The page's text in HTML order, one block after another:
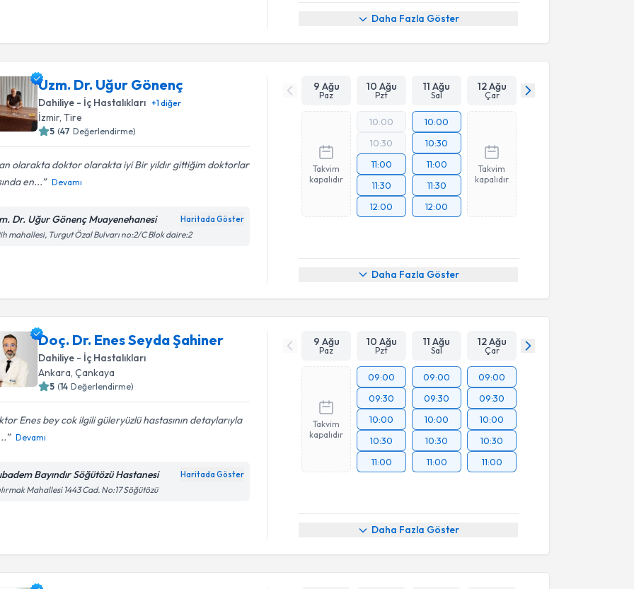
Daha Fazla Göster
Uzm. Dr. Uğur Gönenç
Dahiliye - İç Hastalıkları +1diğer
İzmir, Tire
5 (47 Değerlendirme)
olarakta doktor olarakta iyi Bir yıldır gittiğim doktorlar
en...
Devamı
Dr. Uğur Gönenç Muayenehanesi Haritada Göster
mahallesi, Turgut Özal Bulvarı no:2/C Blok daire:2
9 Ağu
Paz
10 Ağu
Pzt
11 Ağu
Sal
12 Ağu
Çar
Takvim
kapalıdır
10:00
10:30
11:00
11:30
12:00
10:00
10:30
11:00
11:30
12:00
Takvim
kapalıdır
Daha Fazla Göster
Doç. Dr. Enes Seyda Şahiner
Dahiliye - İç Hastalıkları
Ankara, Çankaya
5 (14 Değerlendirme)
Enes bey cok ilgili güleryüzlü hastasının detaylarıyla
Devamı
Bayındır Söğütözü Hastanesi Haritada Göster
Mahallesi 1443 Cad. No:17 Söğütözü
9 Ağu
Paz
10 Ağu
Pzt
11 Ağu
Sal
12 Ağu
Çar
Takvim
kapalıdır
09:00
09:30
10:00
10:30
11:00
09:00
09:30
10:00
10:30
11:00
09:00
09:30
10:00
10:30
11:00
Daha Fazla Göster